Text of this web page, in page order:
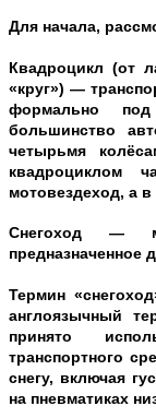
Для начала,
Квадроцикл (от
«круг») —
формально под
большинство
четырьмя
квадроциклом
мотовездеход, а
Снегоход —
предназначенное
Термин
англоязычный
принято
транспортного
снегу, включая
на пневматиках